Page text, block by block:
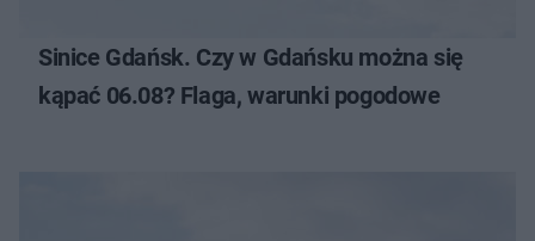
Sinice Gdańsk. Czy w Gdańsku można się
kąpać 06.08? Flaga, warunki pogodowe